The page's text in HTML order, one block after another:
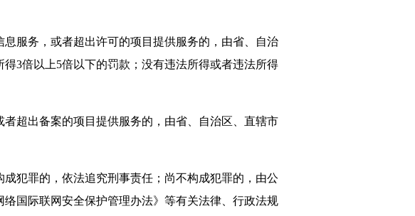
务，或者超出许可的项目提供服务的，由省、自治
3倍以上5倍以下的罚款；没有违法所得或者违法所得
超出备案的项目提供服务的，由省、自治区、直辖市
罪的，依法追究刑事责任；尚不构成犯罪的，由公
国际联网安全保护管理办法》等有关法律、行政法规